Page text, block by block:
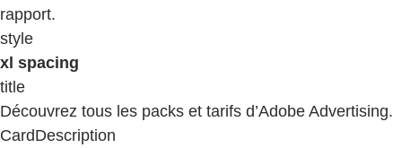
rapport.
style
xl spacing
title
Découvrez tous les packs et tarifs d’Adobe Advertising.
CardDescription